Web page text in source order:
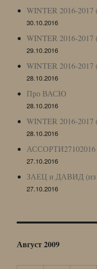
WINTER 2016-2017
30.10.2016
WINTER 2016-2017
29.10.2016
WINTER 2016-2017
28.10.2016
Про ВАСЮ
28.10.2016
WINTER 2016-2017
28.10.2016
АССОРТИ27102016
27.10.2016
ЗАЕЦ и ДАВИД (из
27.10.2016
Август 2009